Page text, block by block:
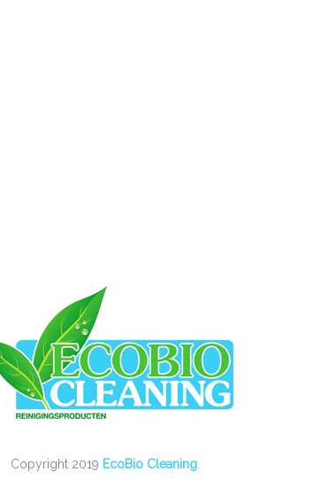
Copyright 2019 EcoBio Cleaning